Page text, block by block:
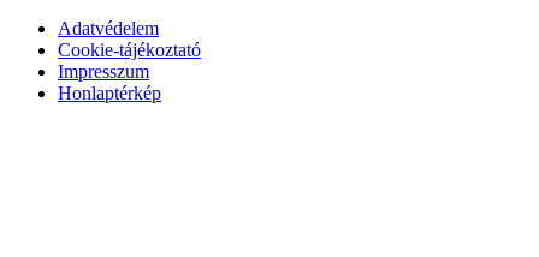
Adatvédelem
Cookie-tájékoztató
Impresszum
Honlaptérkép